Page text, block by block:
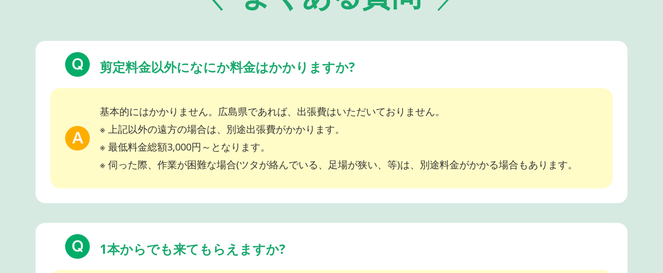
剪定料金以外になにか料金はかかりますか?
基本的にはかかりません。広島県であれば、出張費はいただいておりません。
※ 上記以外の遠方の場合は、別途出張費がかかります。
※ 最低料金総額3,000円～となります。
※ 伺った際、作業が困難な場合(ツタが絡んでいる、足場が狭い、等)は、別途料金がかかる場合もあります。
1本からでも来てもらえますか?